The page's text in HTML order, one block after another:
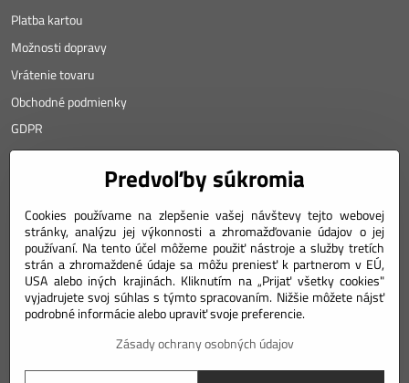
Platba kartou
Možnosti dopravy
Vrátenie tovaru
Obchodné podmienky
GDPR
Angyalova 461/75
967 01 Kremnica
SLOVAKIA
Mobil: +421 911 633 688
e-mail: weiss(@)numizmatik.eu
©2026Copyright
Predvoľby súkromia
Cookies používame na zlepšenie vašej návštevy tejto webovej
stránky, analýzu jej výkonnosti a zhromažďovanie údajov o jej
používaní. Na tento účel môžeme použiť nástroje a služby tretích
strán a zhromaždené údaje sa môžu preniesť k partnerom v EÚ,
USA alebo iných krajinách. Kliknutím na „Prijať všetky cookies"
vyjadrujete svoj súhlas s týmto spracovaním. Nižšie môžete nájsť
podrobné informácie alebo upraviť svoje preferencie.
Zásady ochrany osobných údajov